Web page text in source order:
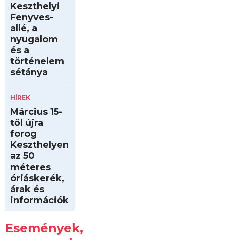
Keszthelyi
Fenyves-
allé, a
nyugalom
és a
történelem
sétánya
HÍREK
Március 15-
től újra
forog
Keszthelyen
az 50
méteres
óriáskerék,
árak és
információk
Események,
Kilóméterek